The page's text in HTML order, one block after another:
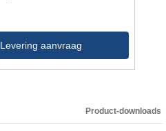
Levering aanvraag
Product-downloads